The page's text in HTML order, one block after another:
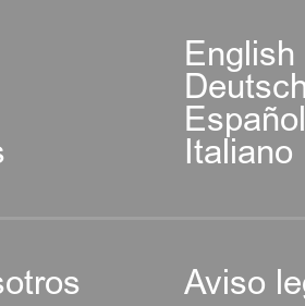
English
Italiano
Aviso